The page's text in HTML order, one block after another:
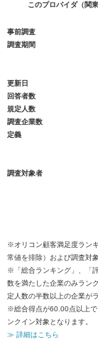
このプロバイダ（関
事前調査
調査期間
更新日
回答者数
規定人数
調査企業数
定義
調査対象者
※オリコン顧客満足度ラン
常値を排除）および調査対
※「総合ランキング」、「
数を満たした企業のみラン
定人数の半数以上の企業が
※総合得点が60.00点以上で
ンクイン対象となります。
≫ 詳細はこちら